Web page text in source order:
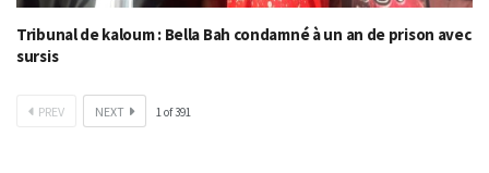
Tribunal de kaloum : Bella Bah condamné à un an de prison avec
sursis
PREV NEXT 1of391